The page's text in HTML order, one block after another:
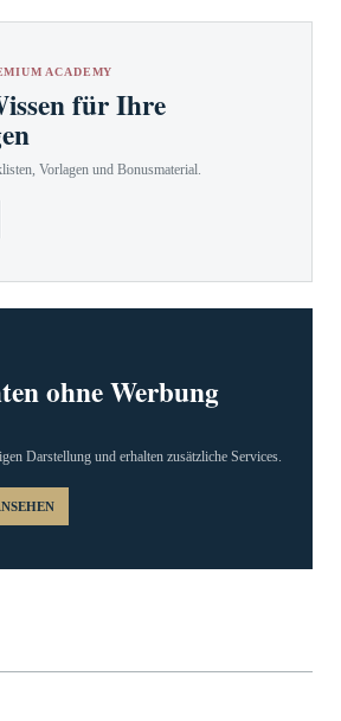
ACADEMY
für Ihre
Vorlagen und Bonusmaterial.
ohne Werbung
Darstellung und erhalten zusätzliche Services.